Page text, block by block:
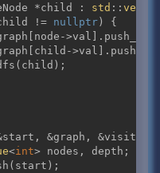
*child : std ::
!= nullptr ) {
&graph,
<int> nodes, depth;